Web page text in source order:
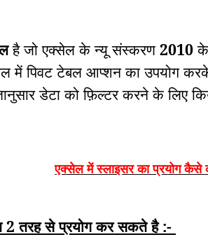
है जो एक्सेल के न्यू संस्करण 2010के
मेंपिवट टेबल आप्शन का उपयोग
डेटा कोफ़िल्टरकरने के लिए
एक्सेल में स्लाइसर का प्रयोग कैसे
2 तरह से प्रयोग कर सकते है :-